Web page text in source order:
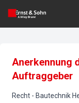
Anerkennung
Auftraggeber
Recht - Bautechnik